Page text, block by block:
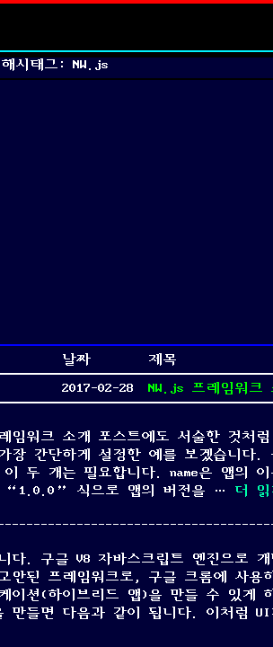
해시태그: NW.js
날짜
제목
2017-02-28 NW.js 프레임워크
워크 소개 포스트에도 서술한 것처
장 간단하게 설정한 예를 보겠습
개는 필요합니다. name은 앱의 이
“1.0.0” 식으로 앱의 버전을 … 더 읽
다. 구글 V8 자바스크립트 엔진으로
된 프레임워크로, 구글 크롬에 사용
이션(하이브리드 앱)을 만들 수 있게
들면 다음과 같이 됩니다. 이처럼 UI